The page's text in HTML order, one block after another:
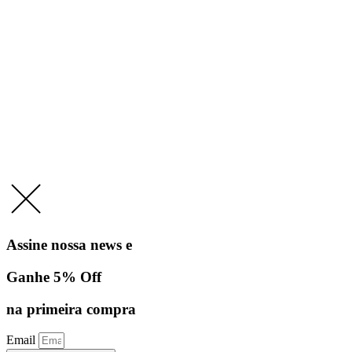
Assine nossa news e
Ganhe 5% Off
na primeira compra
Email